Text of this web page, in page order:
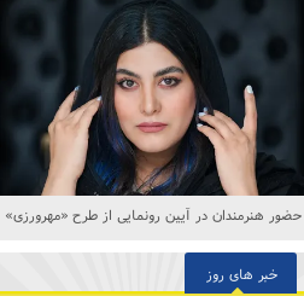
حضور هنرمندان در آیین رونمایی از طرح «مهرورزی»
خبر های روز